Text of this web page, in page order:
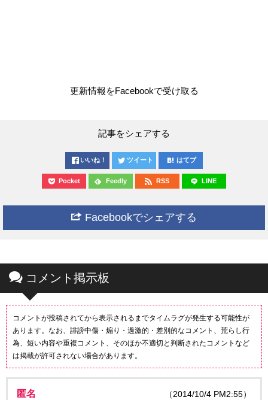
更新情報をFacebookで受け取る
記事をシェアする
いいね！ ツイート はてブ
Pocket Feedly RSS LINE
Facebookでシェアする
コメント掲示板
コメントが投稿されてから表示されるまでタイムラグが発生する可能性が
あります。なお、誹謗中傷・煽り・過激的・差別的なコメント、荒らし行
為、短い内容や重複コメント、そのほか不適切と判断されたコメントなど
は掲載が許可されない場合があります。
匿名 （2014/10/4 PM2:55）